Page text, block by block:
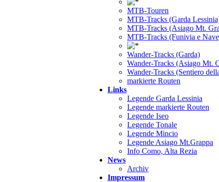
MTB-Touren
MTB-Tracks (Garda
MTB-Tracks (Asiago Mt.
MTB-Tracks (Funivia e
Wander-Tracks (Garda)
Wander-Tracks (Asiago Mt.
Wander-Tracks (Sentiero
markierte Routen
Links
Legende Garda Lessinia
Legende markierte Routen
Legende Iseo
Legende Tonale
Legende Mincio
Legende Asiago Mt.Grappa
Info Como, Alta Rezia
News
Archiv
Impressum